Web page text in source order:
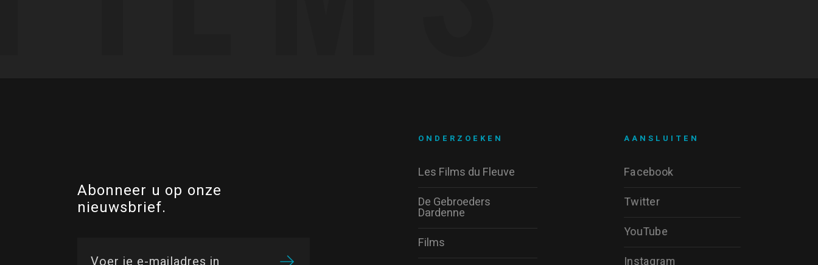
Abonneer u op onze
nieuwsbrief.
AANSLUITEN
Facebook
Twitter
YouTube
Instagram
ONDERZOEKEN
Les Films du Fleuve
De Gebroeders
Dardenne
Films